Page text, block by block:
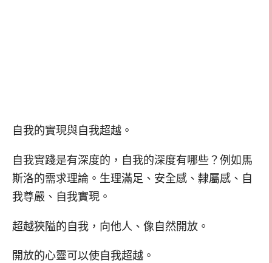
自我的實現與自我超越。
自我實踐是有深度的，自我的深度有哪些？例如馬
斯洛的需求理論。生理滿足、安全感、隸屬感、自
我尊嚴、自我實現。
超越狹隘的自我，向他人、像自然開放。
開放的心靈可以使自我超越。